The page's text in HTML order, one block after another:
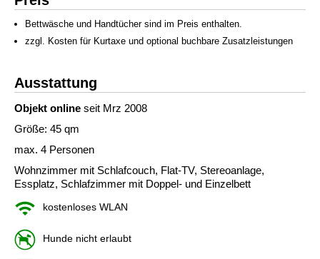
Bettwäsche und Handtücher sind im Preis enthalten.
zzgl. Kosten für Kurtaxe und optional buchbare Zusatzleistungen
Ausstattung
Objekt online seit Mrz 2008
Größe: 45 qm
max. 4 Personen
Wohnzimmer mit Schlafcouch, Flat-TV, Stereoanlage,
Essplatz, Schlafzimmer mit Doppel- und Einzelbett
kostenloses WLAN
Hunde nicht erlaubt